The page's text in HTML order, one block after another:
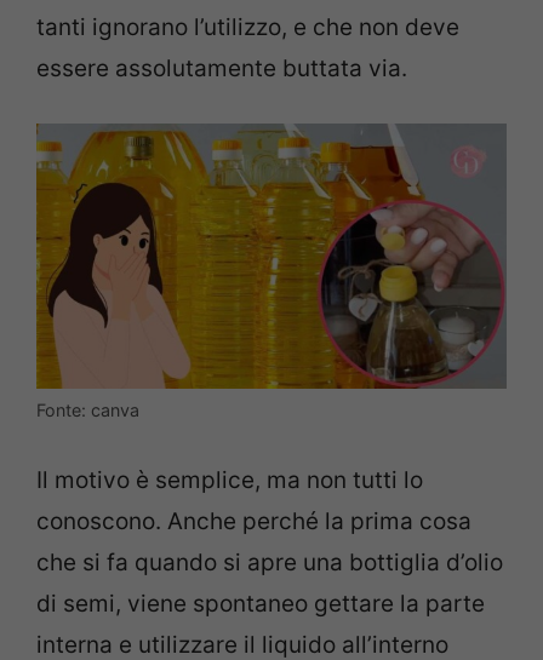
tanti ignorano l’utilizzo, e che non deve
essere assolutamente buttata via.
Fonte: canva
Il motivo è semplice, ma non tutti lo
conoscono. Anche perché la prima cosa
che si fa quando si apre una bottiglia d’olio
di semi, viene spontaneo gettare la parte
interna e utilizzare il liquido all’interno